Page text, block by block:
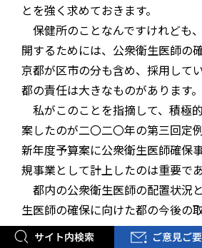
とを強く求めておきます。
保健所のことなんですけれども
開するためには、公衆衛生医師の
京都が区市の分も含め、採用して
都の責任は大きなものがあります。
私がこのことを指摘して、積極
案したのが二〇二〇年の第三回定
新年度予算案に公衆衛生医師確保
規事業として計上したのは重要で
都内の公衆衛生医師の配置状況
生医師の確保に向けた都の今後の
す。